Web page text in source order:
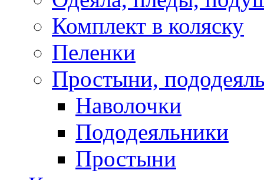
Комплект в коляску
Пеленки
Простыни,
Наволочки
Пододеяльники
Простыни